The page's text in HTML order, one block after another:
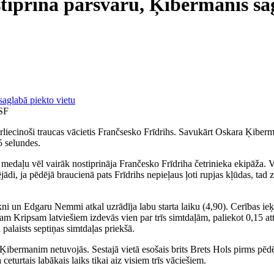
pārsvaru, Ķibermanis
traucas vācietis Frančsesko Frīdrihs. Savukārt Oskara
selundes.
vēl vairāk nostiprināja Frančesko Frīdriha četrinieka ekipāža.
ja pēdējā braucienā pats Frīdrihs nepieļaus ļoti rupjas kļūdas, tad
un Edgaru Nemmi atkal uzrādīja labu starta laiku (4,90). Cerības
Kripsam latviešiem izdevās vien par trīs simtdaļām, paliekot 0,15
septiņas simtdaļas priekšā.
netuvojās. Sestajā vietā esošais brits Brets Hols pirms
labākais laiks tikai aiz visiem trīs vāciešiem.